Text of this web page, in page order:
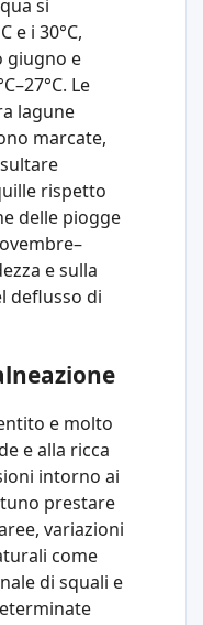
si
e i 30°C,
giugno e
Le
lagune
marcate,
rispetto
delle piogge
e sulla
deflusso di
e molto
e alla ricca
intorno ai
prestare
variazioni
come
di squali e